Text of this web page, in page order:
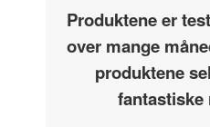
Produktene er
over mange
produktene
fantastiske